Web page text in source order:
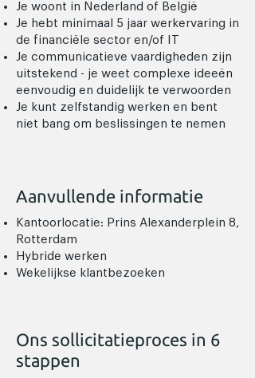
Je woont in Nederland of België
Je hebt minimaal 5 jaar werkervaring in
de financiële sector en/of IT
Je communicatieve vaardigheden zijn
uitstekend - je weet complexe ideeën
eenvoudig en duidelijk te verwoorden
Je kunt zelfstandig werken en bent
niet bang om beslissingen te nemen
Aanvullende informatie
Kantoorlocatie: Prins Alexanderplein 8,
Rotterdam
Hybride werken
Wekelijkse klantbezoeken
Ons sollicitatieproces in 6
stappen